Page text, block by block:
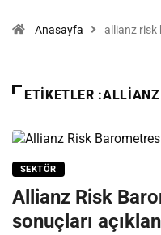
Anasayfa allianz risk
ETIKETLER
SEKTÖR
Allianz Risk
sonuçları